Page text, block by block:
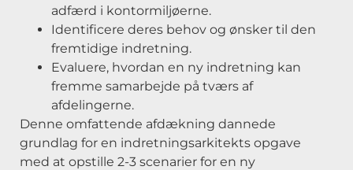
adfærd i kontormiljøerne.
Identificere deres behov og ønsker til den
fremtidige indretning.
Evaluere, hvordan en ny indretning kan
fremme samarbejde på tværs af
afdelingerne.
Denne omfattende afdækning dannede
grundlag for en indretningsarkitekts opgave
med at opstille 2-3 scenarier for en ny